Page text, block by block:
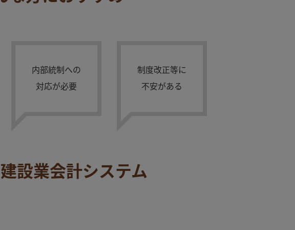
内部統制への
対応が必要
制度改正等に
不安がある
建設業会計システム